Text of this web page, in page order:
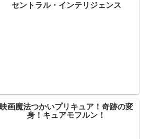
セントラル・インテリジェンス
映画魔法つかいプリキュア！奇跡の変
身！キュアモフルン！